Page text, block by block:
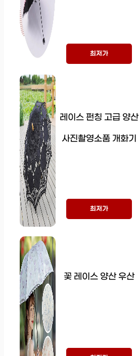
최저가
레이스 펀칭 고급 양산
사진촬영소품 개화기
최저가
꽃 레이스 양산 우산